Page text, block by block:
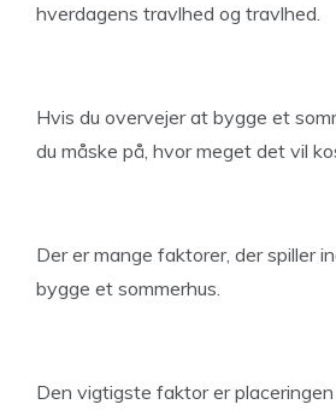
hverdagens travlhed og travlhed.
Hvis du overvejer at bygge et
du måske på, hvor meget det vil
Der er mange faktorer, der spiller
bygge et sommerhus.
Den vigtigste faktor er